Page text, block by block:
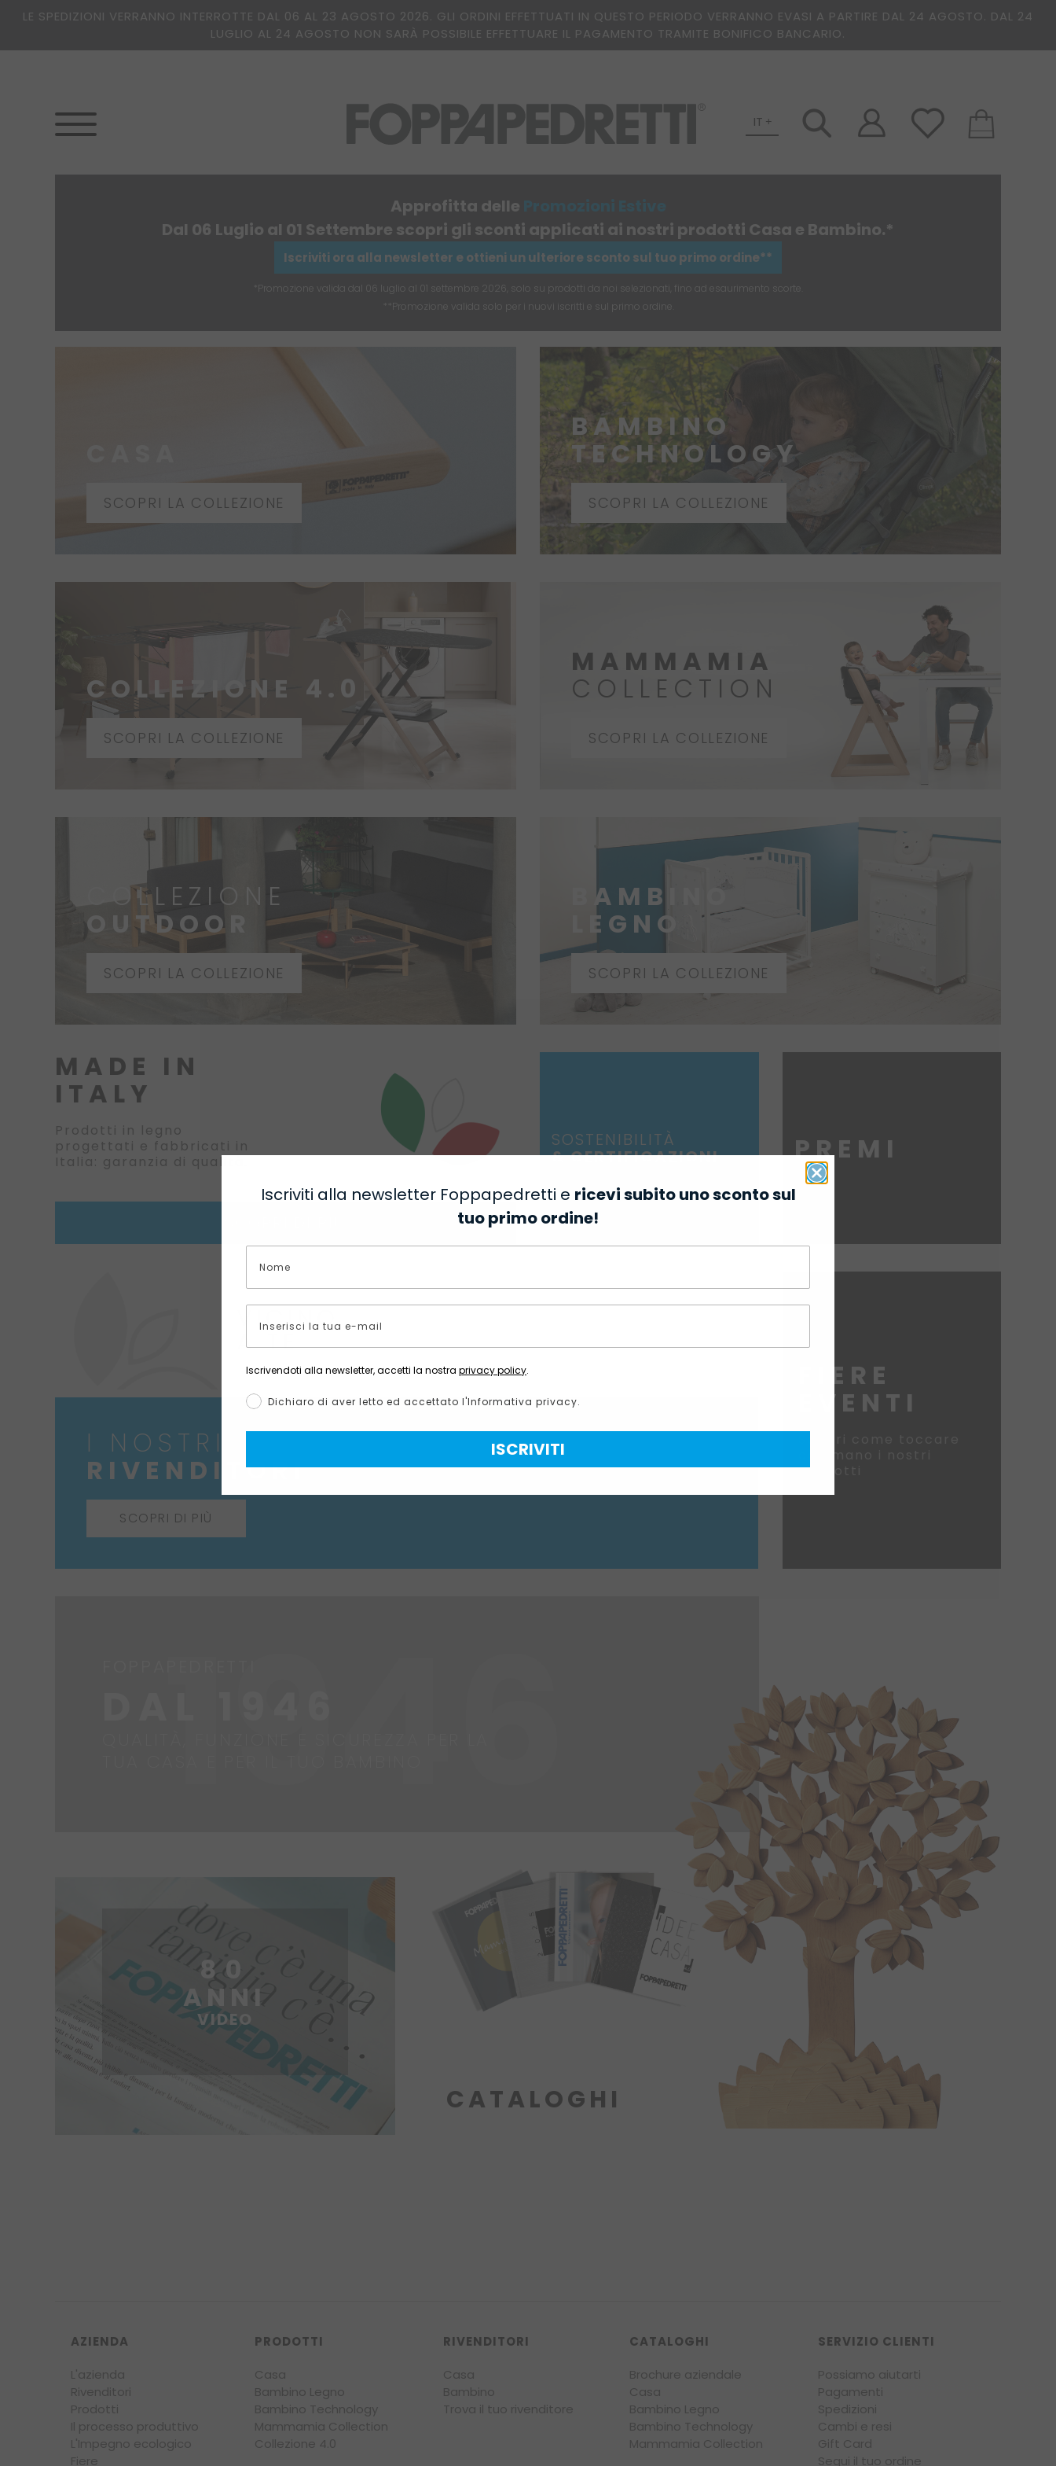
LE SPEDIZIONI VERRANNO INTERROTTE DAL 06 AL 23 AGOSTO 2026. GLI ORDINI EFFETTUATI IN QUESTO PERIODO VERRANNO EVASI A PARTIRE DAL 24 AGOSTO. DAL 24
LUGLIO AL 24 AGOSTO NON SARÀ POSSIBILE EFFETTUARE IL PAGAMENTO TRAMITE BONIFICO BANCARIO.
Lingua
IT Carrello
Approfitta delle
Dal 06 Luglio al 01 Settembre scopri gli sconti applicati ai nostri prodotti Casa e Bambino.*
Iscriviti ora alla newsletter e ottieni un ulteriore sconto sul tuo primo ordine**
*Promozione valida dal 06 luglio al 01 settembre 2026, solo su prodotti da noi selezionati, fino ad esaurimento scorte.
**Promozione valida solo per i nuovi iscritti e sul primo ordine.
SCOPRI LA COLLEZIONE
BAMBINO
TECHNOLOGY
SCOPRI LA COLLEZIONE
COLLEZIONE 4.0
SCOPRI LA COLLEZIONE
MAMMAMIA
COLLECTION
SCOPRI LA COLLEZIONE
COLLEZIONE
OUTDOOR
SCOPRI LA COLLEZIONE
BAMBINO
LEGNO
SCOPRI LA COLLEZIONE
MADE IN
ITALY
Prodotti in legno
progettati e fabbricati in
Italia: garanzia di qualità.
SOSTENIBILITÀ
& CERTIFICAZIONI PREMI
VICINO
A TE
I NOSTRI
RIVENDITORI
SCOPRI DI PIÙ
FIERE
EVENTI
prodotti
80
ANNI
VIDEO
CATALOGHI
AZIENDA
L'azienda
Rivenditori
Prodotti
Il processo produttivo
L'Impegno ecologico
Fiere
PRODOTTI
Casa
Bambino Legno
Bambino Technology
Mammamia Collection
Collezione 4.0
RIVENDITORI
Casa
Bambino
Trova il tuo rivenditore
CATALOGHI
Brochure aziendale
Casa
Bambino Legno
Bambino Technology
Mammamia Collection
SERVIZIO CLIENTI
Possiamo aiutarti
Pagamenti
Spedizioni
Cambi e resi
Gift Card
Segui il tuo ordine
Iscriviti alla newsletter Foppapedretti e ricevi subito uno sconto sul
tuo primo ordine!
Iscrivendoti alla newsletter, accetti la nostra privacy policy.
Dichiaro di aver letto ed accettato l'Informativa privacy.
ISCRIVITI